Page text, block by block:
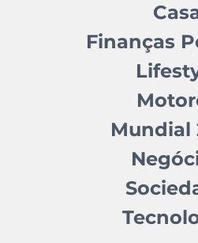
Finanças
Mundial